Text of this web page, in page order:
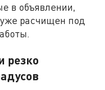
в объявлении,
расчищен под
резко